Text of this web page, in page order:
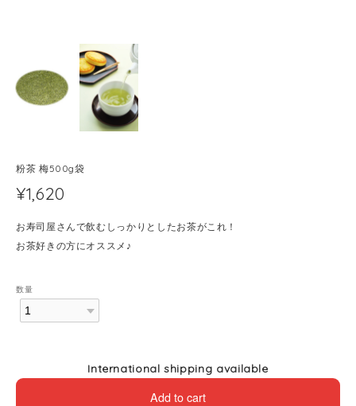
粉茶 梅500g袋
¥1,620
お寿司屋さんで飲むしっかりとしたお茶がこれ！
お茶好きの方にオススメ♪
数量
International shipping available
Add to cart